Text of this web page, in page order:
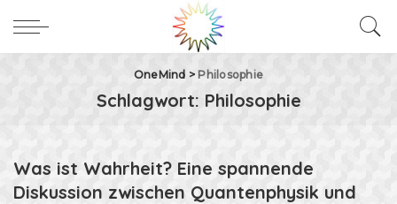
OneMind > Philosophie
Schlagwort: Philosophie
Was ist Wahrheit? Eine spannende
Diskussion zwischen Quantenphysik und